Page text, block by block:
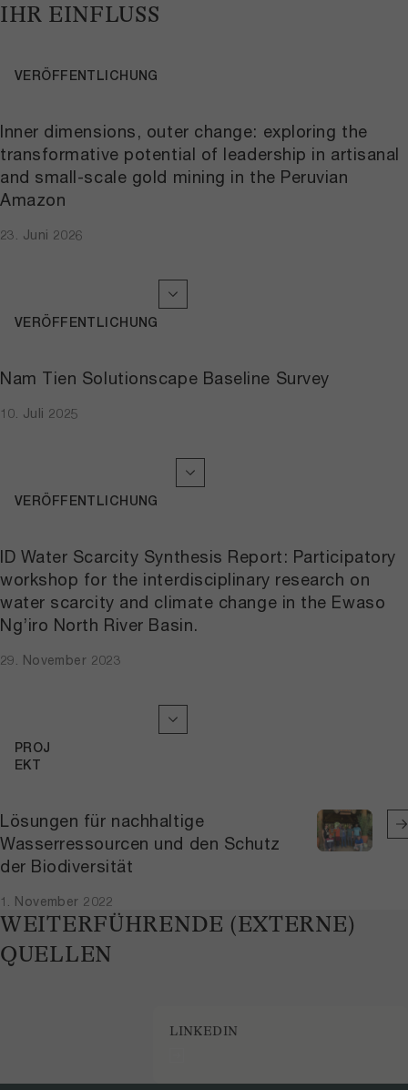
IHR EINFLUSS
Inner dimensions, outer change: exploring the
transformative potential of leadership in artisanal
and small-scale gold mining in the Peruvian
Amazon
23. Juni 2026
VERÖFFENTLICHUNG
Nam Tien Solutionscape Baseline Survey
10. Juli 2025
VERÖFFENTLICHUNG
ID Water Scarcity Synthesis Report: Participatory
workshop for the interdisciplinary research on
water scarcity and climate change in the Ewaso
Ng’iro North River Basin.
29. November 2023
VERÖFFENTLICHUNG
Lösungen für nachhaltige
Wasserressourcen und den Schutz
der Biodiversität
1. November 2022
PROJ
EKT
WEITERFÜHRENDE (EXTERNE)
QUELLEN
LINKEDIN